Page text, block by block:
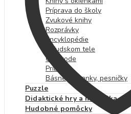
Príprava do školy
Zvukové knihy
Rozprávky
Encyklopédie
O ľudskom tele
O prírode
Príbehy
Básne, riekanky, pesničky
Puzzle
Didaktické hry a motorika
Hudobné pomôcky